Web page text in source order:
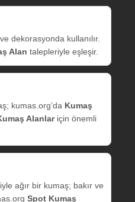
dekorasyonda kullanılır.
Alan talepleriyle eşleşir.
kumas.org’da Kumaş
Alanlariçin önemli
ağır bir kumaş; bakır ve
Spot Kumaş